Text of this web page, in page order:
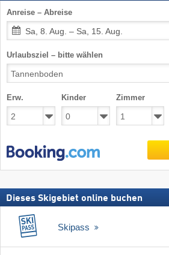
Anreise – Abreise
Sa, 8. Aug. – Sa, 15. Aug.
Urlaubsziel – bitte wählen
Erw. Kinder Zimmer
Dieses Skigebiet online buchen
Skipass